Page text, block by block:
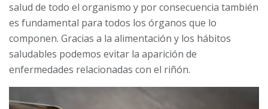
salud de todo el organismo y por consecuencia también
es fundamental para todos los órganos que lo
componen. Gracias a la alimentación y los hábitos
saludables podemos evitar la aparición de
enfermedades relacionadas con el riñón.